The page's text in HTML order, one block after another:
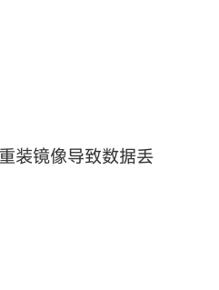
装镜像导致数据丢